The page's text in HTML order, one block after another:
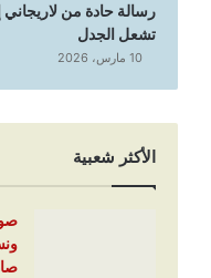
رسالة حادة من
تشعل الجدل
10 مارس، 2026
الأكثر شعبية